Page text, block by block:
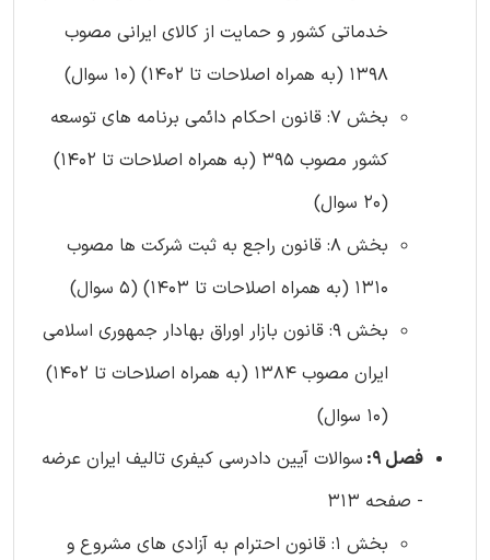
خدماتی کشور و حمایت از کالای ایرانی مصوب
1398 (به همراه اصلاحات تا 1402) (10 سوال)
بخش 7: قانون احکام دائمی برنامه های توسعه
کشور مصوب 395 (به همراه اصلاحات تا 1402)
(20 سوال)
بخش 8: قانون راجع به ثبت شرکت ها مصوب
1310 (به همراه اصلاحات تا 1403) (5 سوال)
بخش 9: قانون بازار اوراق بهادار جمهوری اسلامی
ایران مصوب 1384 (به همراه اصلاحات تا 1402)
(10 سوال)
فصل 9:
سوالات آیین دادرسی کیفری تالیف ایران عرضه
- صفحه 313
بخش 1: قانون احترام به آزادی های مشروع و